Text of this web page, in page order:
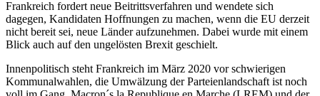
Frankreich fordert neue Beitrittsverfahren und wendete sich
dagegen, Kandidaten Hoffnungen zu machen, wenn die EU derzeit
nicht bereit sei, neue Länder aufzunehmen. Dabei wurde mit einem
Blick auch auf den ungelösten Brexit geschielt.
Innenpolitisch steht Frankreich im März 2020 vor schwierigen
Kommunalwahlen, die Umwälzung der Parteienlandschaft ist noch